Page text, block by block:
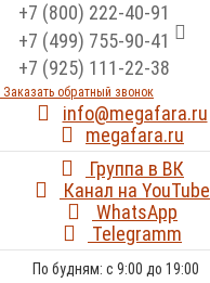
+7 (800) 222-40-91
+7 (499) 755-90-41
+7 (925) 111-22-38
Заказать обратный звонок
info@megafara.ru
megafara.ru
Группа в ВК
Канал на YouTube
WhatsApp
Telegramm
По будням: с 9:00 до 19:00